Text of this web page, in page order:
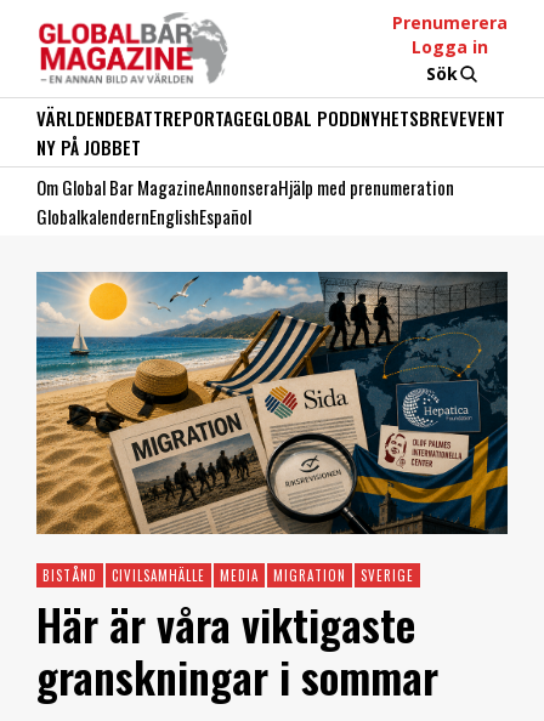
Prenumerera
Logga in
Sök
VÄRLDENDEBATTREPORTAGEGLOBAL PODDNYHETSBREVEVENT
NY PÅ JOBBET
Om Global Bar MagazineAnnonseraHjälp med prenumeration
GlobalkalendernEnglishEspañol
BISTÅND CIVILSAMHÄLLE MEDIA MIGRATION SVERIGE
Här är våra viktigaste
granskningar i sommar